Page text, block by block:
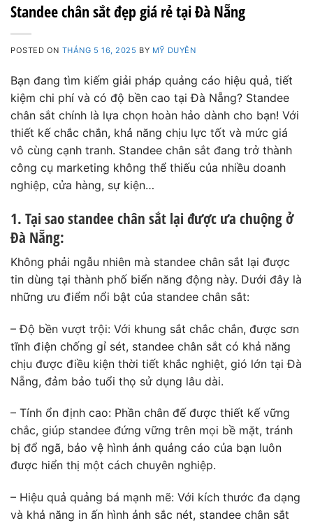
Standee chân sắt đẹp giá rẻ tại Đà Nẵng
POSTED ON THÁNG 5 16, 2025 BY MỸ DUYÊN
Bạn đang tìm kiếm giải pháp quảng cáo hiệu quả, tiết
kiệm chi phí và có độ bền cao tại Đà Nẵng? Standee
chân sắt chính là lựa chọn hoàn hảo dành cho bạn! Với
thiết kế chắc chắn, khả năng chịu lực tốt và mức giá
vô cùng cạnh tranh. Standee chân sắt đang trở thành
công cụ marketing không thể thiếu của nhiều doanh
nghiệp, cửa hàng, sự kiện…
1. Tại sao standee chân sắt lại được ưa chuộng ở
Đà Nẵng:
Không phải ngẫu nhiên mà standee chân sắt lại được
tin dùng tại thành phố biển năng động này. Dưới đây là
những ưu điểm nổi bật của standee chân sắt:
– Độ bền vượt trội: Với khung sắt chắc chắn, được sơn
tĩnh điện chống gỉ sét, standee chân sắt có khả năng
chịu được điều kiện thời tiết khắc nghiệt, gió lớn tại Đà
Nẵng, đảm bảo tuổi thọ sử dụng lâu dài.
– Tính ổn định cao: Phần chân đế được thiết kế vững
chắc, giúp standee đứng vững trên mọi bề mặt, tránh
bị đổ ngã, bảo vệ hình ảnh quảng cáo của bạn luôn
được hiển thị một cách chuyên nghiệp.
– Hiệu quả quảng bá mạnh mẽ: Với kích thước đa dạng
và khả năng in ấn hình ảnh sắc nét, standee chân sắt